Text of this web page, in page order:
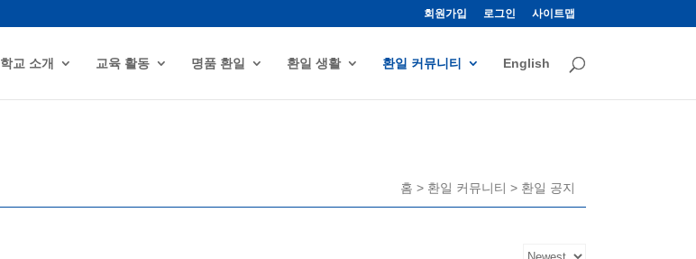
회원가입 로그인 사이트맵
학교 소개 교육 활동 명품 환일 환일 생활 환일 커뮤니티 English
홈 > 환일 커뮤니티 > 환일 공지